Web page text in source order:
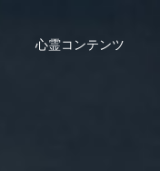
心霊コンテンツ